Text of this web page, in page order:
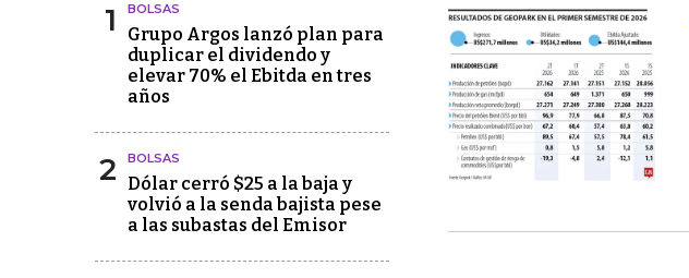
1 BOLSAS
Grupo Argos lanzó plan para
duplicar el dividendo y
elevar 70% el Ebitda en tres
años
2 BOLSAS
Dólar cerró $25 a la baja y
volvió a la senda bajista pese
a las subastas del Emisor